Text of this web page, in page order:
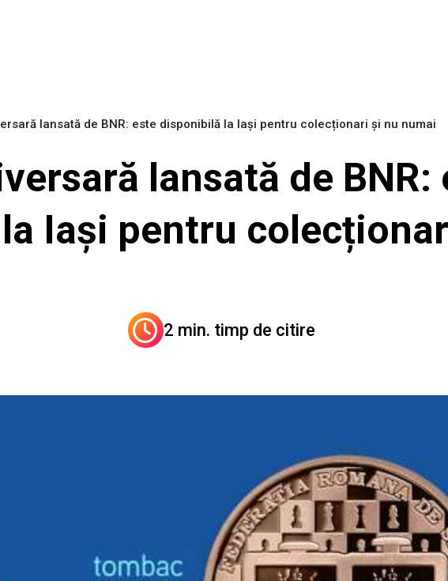
lansată de BNR: este disponibilă la Iași pentru colecționari și nu numai
lansată de BNR:
Iași pentru
2 min. timp de citire